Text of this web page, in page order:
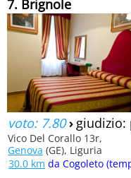
7. Brignole
voto: 7.80› giudizio:
Vico Del Corallo 13r,
Genova (GE), Liguria
30.0 km da Cogoleto